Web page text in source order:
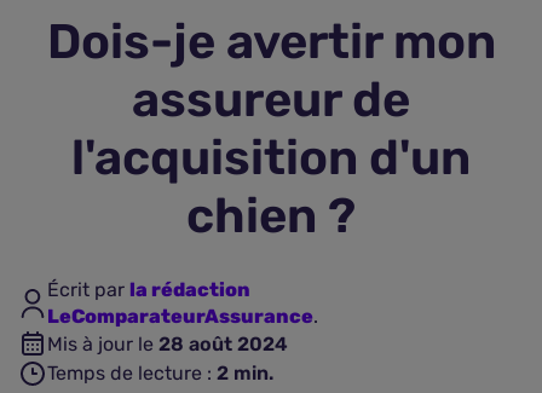
Assurance vie
Plus d'assurances
Dois-je avertir mon
assureur de
l'acquisition d'un
chien ?
Écrit par la rédaction
LeComparateurAssurance.
Mis à jour le 28 août 2024
Temps de lecture : 2 min.